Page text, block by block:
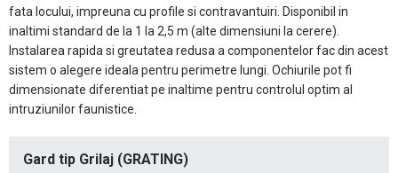
fata locului, impreuna cu profile si contravantuiri. Disponibil in
inaltimi standard de la 1 la 2,5 m (alte dimensiuni la cerere).
Instalarea rapida si greutatea redusa a componentelor fac din acest
sistem o alegere ideala pentru perimetre lungi. Ochiurile pot fi
dimensionate diferentiat pe inaltime pentru controlul optim al
intruziunilor faunistice.
Gard tip Grilaj (GRATING)